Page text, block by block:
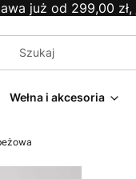
już od 299,00 zł,
Wełna i akcesoria